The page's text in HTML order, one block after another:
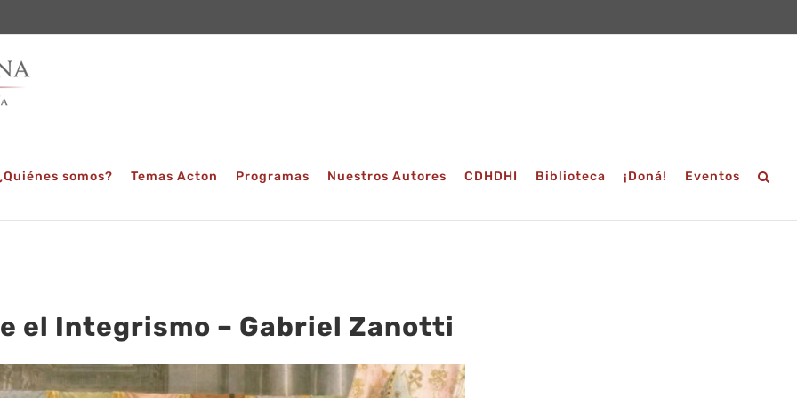
somos? Temas Acton Programas Nuestros Autores CDHDHI Biblioteca ¡Doná! Eventos
el Integrismo – Gabriel Zanotti